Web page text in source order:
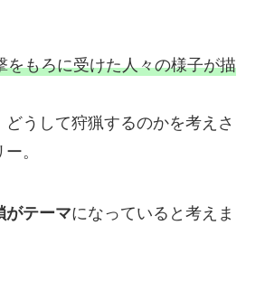
をもろに受けた人々の様子が描
うして狩猟するのかを考えさ
。
がテーマになっていると考えま